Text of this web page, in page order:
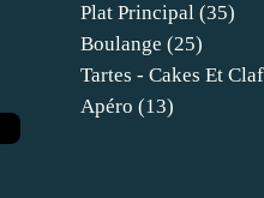
Plat Principal (35)
Boulange (25)
Tartes - Cakes Et
Apéro (13)